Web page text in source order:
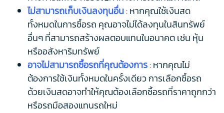
ไม่สามารถเก็บเงินลงทุนอื่น: หากคุณใช้เงินสด
ทั้งหมดในการซื้อรถ คุณอาจไม่ได้ลงทุนในสินทรัพย์
อื่นๆ ที่สามารถสร้างผลตอบแทนในอนาคต เช่น หุ้น
หรืออสังหาริมทรัพย์
อาจไม่สามารถซื้อรถที่คุณต้องการ: หากคุณไม่
ต้องการใช้เงินทั้งหมดในครั้งเดียว การเลือกซื้อรถ
ด้วยเงินสดอาจทำให้คุณต้องเลือกซื้อรถที่ราคาถูกกว่า
หรือรถมือสองแทนรถใหม่